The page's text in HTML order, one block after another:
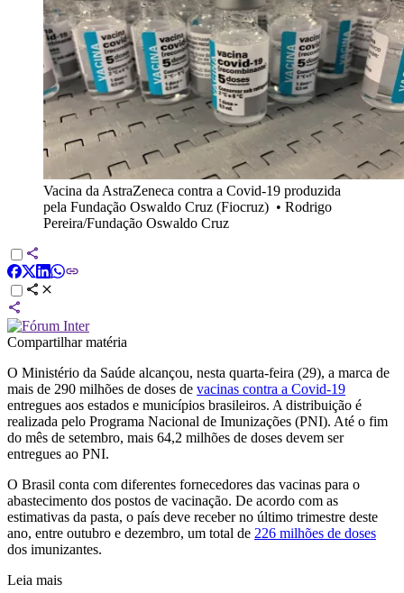
Vacina da AstraZeneca contra a Covid-19 produzida
pela Fundação Oswaldo Cruz (Fiocruz) • Rodrigo
Pereira/Fundação Oswaldo Cruz
Compartilhar matéria
O Ministério da Saúde alcançou, nesta quarta-feira (29), a marca de
mais de 290 milhões de doses de vacinas contra a Covid-19
entregues aos estados e municípios brasileiros. A distribuição é
realizada pelo Programa Nacional de Imunizações (PNI). Até o fim
do mês de setembro, mais 64,2 milhões de doses devem ser
entregues ao PNI.
O Brasil conta com diferentes fornecedores das vacinas para o
abastecimento dos postos de vacinação. De acordo com as
estimativas da pasta, o país deve receber no último trimestre deste
ano, entre outubro e dezembro, um total de 226 milhões de doses
dos imunizantes.
Leia mais